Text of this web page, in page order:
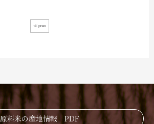
≪ prev
原料米の産地情報 PDF